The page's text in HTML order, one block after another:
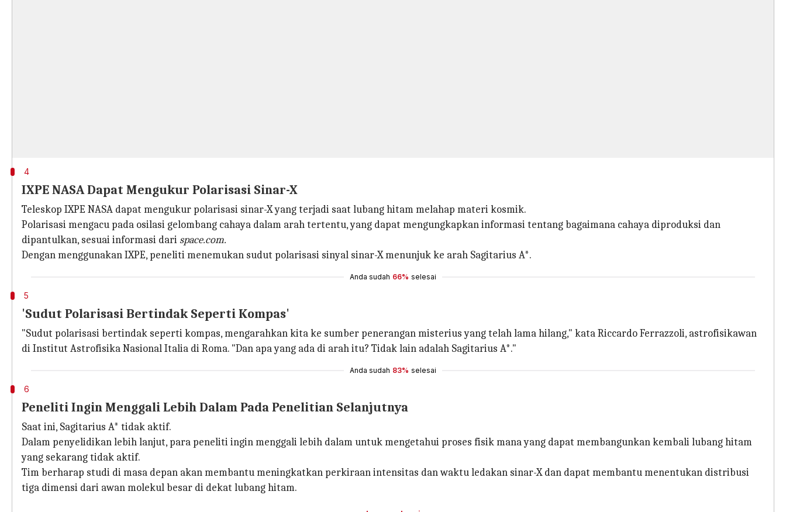
4
IXPE NASA Dapat Mengukur Polarisasi Sinar-X
Teleskop IXPE NASA dapat mengukur polarisasi sinar-X yang terjadi saat lubang hitam melahap materi kosmik.
Polarisasi mengacu pada osilasi gelombang cahaya dalam arah tertentu, yang dapat mengungkapkan informasi tentang bagaimana cahaya diproduksi dan
dipantulkan, sesuai informasi dari space.com.
Dengan menggunakan IXPE, peneliti menemukan sudut polarisasi sinyal sinar-X menunjuk ke arah Sagitarius A*.
Anda sudah 66% selesai
5
'Sudut Polarisasi Bertindak Seperti Kompas'
"Sudut polarisasi bertindak seperti kompas, mengarahkan kita ke sumber penerangan misterius yang telah lama hilang," kata Riccardo Ferrazzoli, astrofisikawan
di Institut Astrofisika Nasional Italia di Roma. "Dan apa yang ada di arah itu? Tidak lain adalah Sagitarius A*."
Anda sudah 83% selesai
6
Peneliti Ingin Menggali Lebih Dalam Pada Penelitian Selanjutnya
Saat ini, Sagitarius A* tidak aktif.
Dalam penyelidikan lebih lanjut, para peneliti ingin menggali lebih dalam untuk mengetahui proses fisik mana yang dapat membangunkan kembali lubang hitam
yang sekarang tidak aktif.
Tim berharap studi di masa depan akan membantu meningkatkan perkiraan intensitas dan waktu ledakan sinar-X dan dapat membantu menentukan distribusi
tiga dimensi dari awan molekul besar di dekat lubang hitam.